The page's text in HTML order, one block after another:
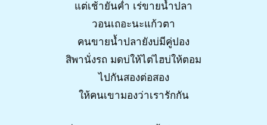
แต่เช้ายันค่ำ เร่ขายน้ำปลา
วอนเถอะนะแก้วตา
คนขายน้ำปลายังบ่มีคู่ปอง
สิพานั่งรถ มดบ่ให้ไต่ไฮบ่ให้ตอม
ไปกันสองต่อสอง
ให้คนเขามองว่าเรารักกัน